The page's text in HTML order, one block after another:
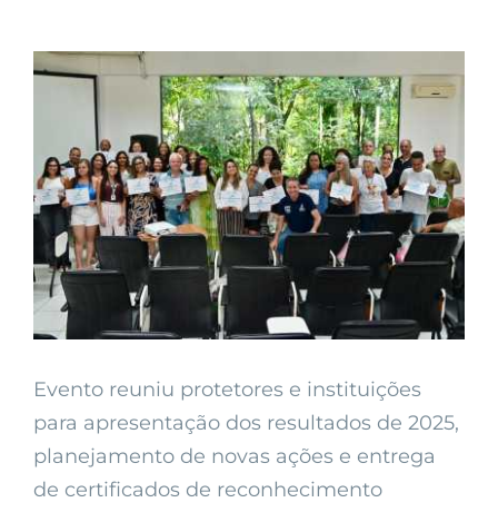
View
Larger
Image
Evento reuniu protetores e instituições
para apresentação dos resultados de 2025,
planejamento de novas ações e entrega
de certificados de reconhecimento